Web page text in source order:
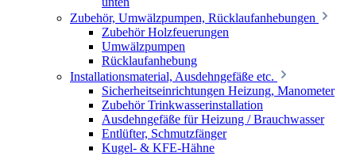
Zubehör, Umwälzpumpen, Rücklaufanhebungen
Zubehör Holzfeuerungen
Umwälzpumpen
Rücklaufanhebung
Installationsmaterial, Ausdehngefäße etc.
Sicherheitseinrichtungen Heizung, Manometer
Zubehör Trinkwasserinstallation
Ausdehngefäße für Heizung / Brauchwasser
Entlüfter, Schmutzfänger
Kugel- & KFE-Hähne